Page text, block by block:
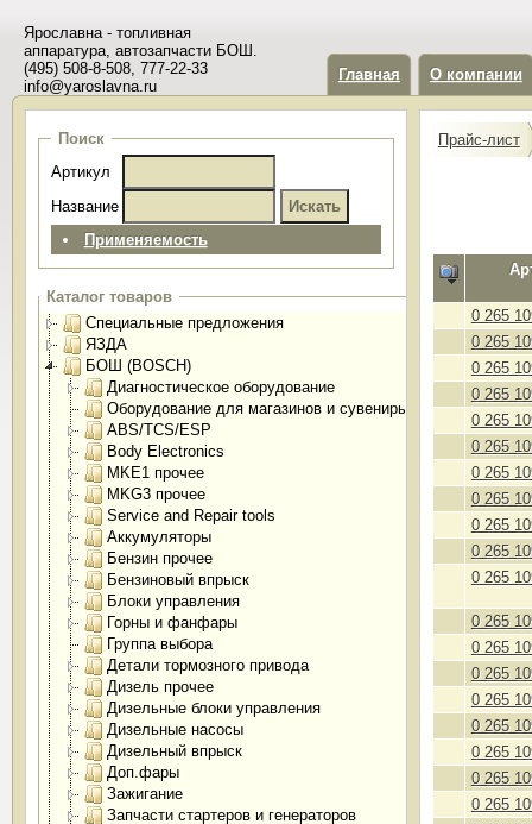
Ярославна - топливная
аппаратура, автозапчасти БОШ.
(495) 508-8-508, 777-22-33
info@yaroslavna.ru
Главная О компании
Поиск
Артикул
Название
Применяемость
Каталог товаров
Специальные предложения
ЯЗДА
БОШ (BOSCH)
Диагностическое оборудование
Оборудование для магазинов и сувениры
ABS/TCS/ESP
Body Electronics
MKE1 прочее
MKG3 прочее
Service and Repair tools
Аккумуляторы
Бензин прочее
Бензиновый впрыск
Блоки управления
Горны и фанфары
Группа выбора
Детали тормозного привода
Дизель прочее
Дизельные блоки управления
Дизельные насосы
Дизельный впрыск
Доп.фары
Зажигание
Запчасти стартеров и генераторов
Прайс-лист
0 265
0 265
0 265
0 265
0 265
0 265
0 265
0 265
0 265
0 265
0 265
0 265
0 265
0 265
0 265
0 265
0 265
0 265
0 265